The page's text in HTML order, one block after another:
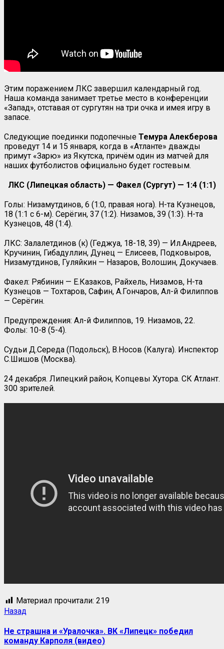
Этим поражением ЛКС завершил календарный год.
Наша команда занимает третье место в конференции
«Запад», отставая от сургутян на три очка и имея игру в
запасе.
Следующие поединки подопечные Темура Алекберова
проведут 14 и 15 января, когда в «Атланте» дважды
примут «Зарю» из Якутска, причём один из матчей для
наших футболистов официально будет гостевым.
ЛКС (Липецкая область) — Факел (Сургут) — 1:4 (1:1)
Голы: Низамутдинов, 6 (1:0, правая нога). Н-та Кузнецов,
18 (1:1 с 6-м). Серёгин, 37 (1:2). Низамов, 39 (1:3). Н-та
Кузнецов, 48 (1:4).
ЛКС: Залалетдинов (к) (Геджуа, 18-18, 39) — Ил.Андреев,
Кручинин, Гибадуллин, Дунец — Елисеев, Подковыров,
Низамутдинов, Гуляйкин — Назаров, Волошин, Докучаев.
Факел: Рябинин — Е.Казаков, Райхель, Низамов, Н-та
Кузнецов — Тохтаров, Сафин, А.Гончаров, Ал-й Филиппов
— Серёгин.
Предупреждения: Ал-й Филиппов, 19. Низамов, 22.
Фолы: 10-8 (5-4).
Судьи Д.Середа (Подольск), В.Носов (Калуга). Инспектор
С.Шишов (Москва).
24 декабря. Липецкий район, Копцевы Хутора. СК Атлант.
300 зрителей.
Материал прочитали: 219
Навигация
записи
Назад
Не страшна и «Уралочка». ВК «Липецк» победил
команду Карполя (видео)